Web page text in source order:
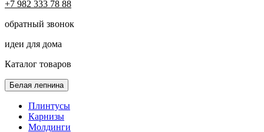
+7 982 333 78 88
обратный звонок
идеи для дома
Каталог товаров
Белая лепнина
Плинтусы
Карнизы
Молдинги